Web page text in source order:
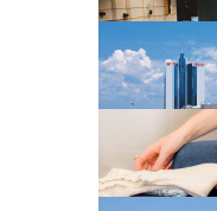
Туристичний